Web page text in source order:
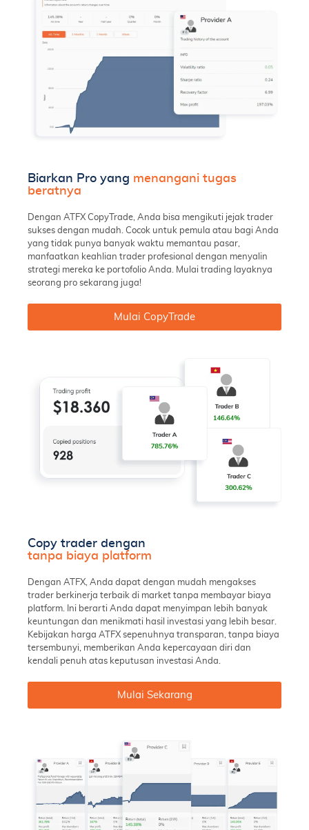
Biarkan Pro yang menangani tugas
beratnya
Dengan ATFX CopyTrade, Anda bisa mengikuti jejak trader
sukses dengan mudah. Cocok untuk pemula atau bagi Anda
yang tidak punya banyak waktu memantau pasar,
manfaatkan keahlian trader profesional dengan menyalin
strategi mereka ke portofolio Anda. Mulai trading layaknya
seorang pro sekarang juga!
Mulai CopyTrade
Copy trader dengan
tanpa biaya platform
Dengan ATFX, Anda dapat dengan mudah mengakses
trader berkinerja terbaik di market tanpa membayar biaya
platform. Ini berarti Anda dapat menyimpan lebih banyak
keuntungan dan menikmati hasil investasi yang lebih besar.
Kebijakan harga ATFX sepenuhnya transparan, tanpa biaya
tersembunyi, memberikan Anda kepercayaan diri dan
kendali penuh atas keputusan investasi Anda.
Mulai Sekarang